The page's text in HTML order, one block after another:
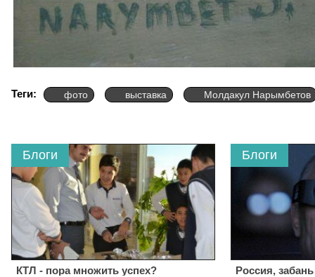
Теги: фото выставка Молдакул Нарымбетов
Блоги
КТЛ - пора множить успех?
Блоги
Россия,